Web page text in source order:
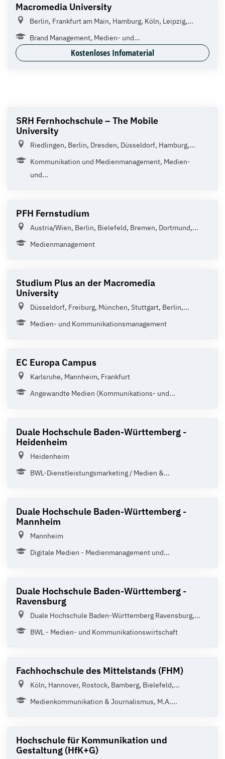
Macromedia University
Berlin, Frankfurt am Main, Hamburg, Köln, Leipzig,...
Brand Management, Medien- und...
Kostenloses Infomaterial
SRH Fernhochschule – The Mobile
University
Riedlingen, Berlin, Dresden, Düsseldorf, Hamburg,...
Kommunikation und Medienmanagement, Medien-
und...
PFH Fernstudium
Austria/Wien, Berlin, Bielefeld, Bremen, Dortmund,...
Medienmanagement
Studium Plus an der Macromedia
University
Düsseldorf, Freiburg, München, Stuttgart, Berlin,...
Medien- und Kommunikationsmanagement
EC Europa Campus
Karlsruhe, Mannheim, Frankfurt
Angewandte Medien (Kommunikations- und...
Duale Hochschule Baden-Württemberg -
Heidenheim
Heidenheim
BWL-Dienstleistungsmarketing / Medien &...
Duale Hochschule Baden-Württemberg -
Mannheim
Mannheim
Digitale Medien - Medienmanagement und...
Duale Hochschule Baden-Württemberg -
Ravensburg
Duale Hochschule Baden-Württemberg Ravensburg,...
BWL - Medien- und Kommunikationswirtschaft
Fachhochschule des Mittelstands (FHM)
Köln, Hannover, Rostock, Bamberg, Bielefeld,...
Medienkommunikation & Journalismus, M.A....
Hochschule für Kommunikation und
Gestaltung (HfK+G)